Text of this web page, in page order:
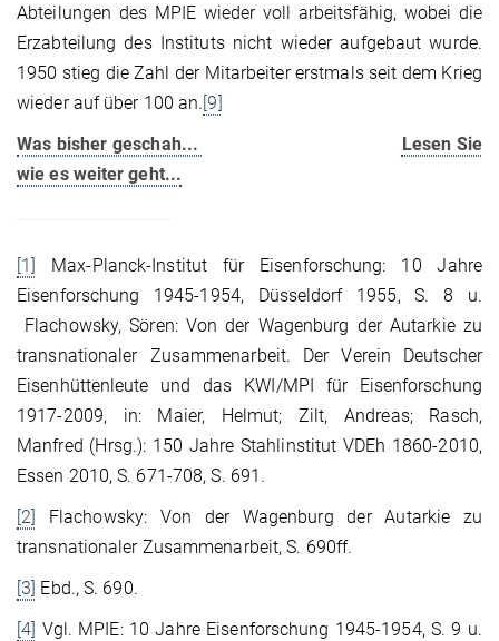
Abteilungen des MPIE wieder voll arbeitsfähig, wobei die
Erzabteilung des Instituts nicht wieder aufgebaut wurde.
1950 stieg die Zahl der Mitarbeiter erstmals seit dem Krieg
wieder auf über 100 an. [9]
Was bisher geschah...
Lesen Sie
wie es weiter geht...
[1]
Max-Planck-Institut für Eisenforschung: 10 Jahre
Eisenforschung 1945-1954, Düsseldorf 1955, S. 8 u.
Flachowsky, Sören: Von der Wagenburg der Autarkie zu
transnationaler Zusammenarbeit. Der Verein Deutscher
Eisenhüttenleute und das KWI/MPI für Eisenforschung
1917-2009, in: Maier, Helmut; Zilt, Andreas; Rasch,
Manfred (Hrsg.): 150 Jahre Stahlinstitut VDEh 1860-2010,
Essen 2010, S. 671-708, S. 691.
[2]
Flachowsky: Von der Wagenburg der Autarkie zu
transnationaler Zusammenarbeit, S. 690ff.
[3] Ebd., S. 690.
[4] Vgl. MPIE: 10 Jahre Eisenforschung 1945-1954, S. 9 u.